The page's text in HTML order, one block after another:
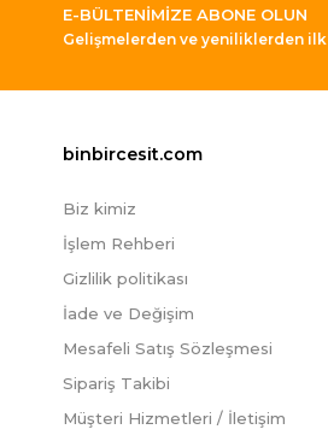
E-BÜLTENİMİZE ABONE OLUN
Gelişmelerden ve yeniliklerden ilk
binbircesit.com
Biz kimiz
İşlem Rehberi
Gizlilik politikası
İade ve Değişim
Mesafeli Satış Sözleşmesi
Sipariş Takibi
Müşteri Hizmetleri / İletişim